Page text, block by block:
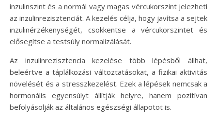
inzulinszint és a normál vagy magas vércukorszint jelezheti
az inzulinrezisztenciát. A kezelés célja, hogy javítsa a sejtek
inzulinérzékenységét, csökkentse a vércukorszintet és
elősegítse a testsúly normalizálását.
Az inzulinrezisztencia kezelése több lépésből állhat,
beleértve a táplálkozási változtatásokat, a fizikai aktivitás
növelését és a stresszkezelést. Ezek a lépések nemcsak a
hormonális egyensúlyt állítják helyre, hanem pozitívan
befolyásolják az általános egészségi állapotot is.